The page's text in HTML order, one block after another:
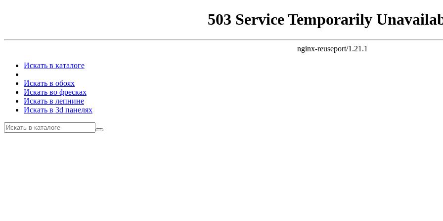
503 Service Temporarily
nginx-reuseport/1.21.1
Искать в каталоге
Искать в обоях
Искать во фресках
Искать в лепнине
Искать в 3d панелях